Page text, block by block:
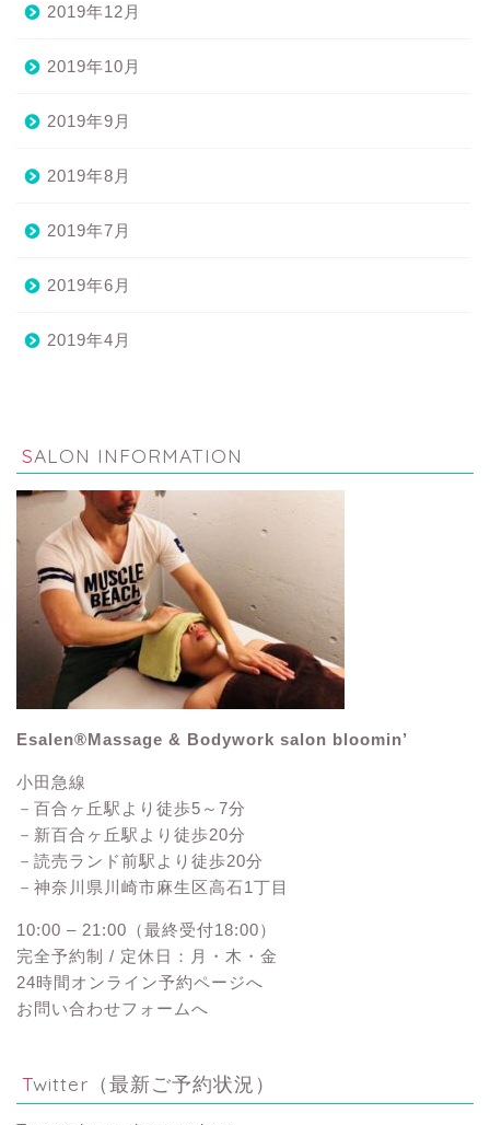
2019年12月
2019年10月
2019年9月
2019年8月
2019年7月
2019年6月
2019年4月
SALON INFORMATION
Esalen®Massage & Bodywork salon bloomin’
小田急線
－百合ヶ丘駅より徒歩5～7分
－新百合ヶ丘駅より徒歩20分
－読売ランド前駅より徒歩20分
－神奈川県川崎市麻生区高石1丁目
10:00 – 21:00（最終受付18:00）
完全予約制 / 定休日：月・木・金
24時間オンライン予約ページへ
お問い合わせフォームへ
Twitter（最新ご予約状況）